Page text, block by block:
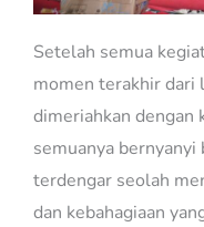
Setelah semua
momen terakhir dari
dimeriahkan dengan
semuanya bernyanyi
terdengar seolah
dan kebahagiaan